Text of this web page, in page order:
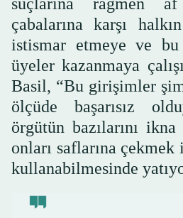
çabalarına karşı
istismar etmeye ve bu
üyeler kazanmaya
Basil, “Bu girişimler
ölçüde başarısız
örgütün bazılarını
onları saflarına çekmek
kullanabilmesinde